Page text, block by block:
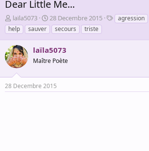
Dear Little Me...
A
u
t
e
u
r
d
e
laïla5073
D
a
t
d
e
é
b
28 Decembre 2015
T
a
agression
help
sauver secours triste
laïla5073
Maître Poète
28 Decembre 2015